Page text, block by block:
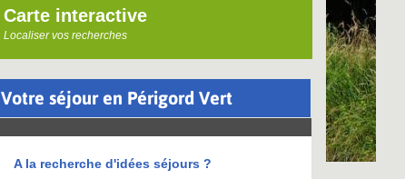
Carte interactive
Localiser vos recherches
Votre séjour en Périgord Vert
A la recherche d'idées séjours ?